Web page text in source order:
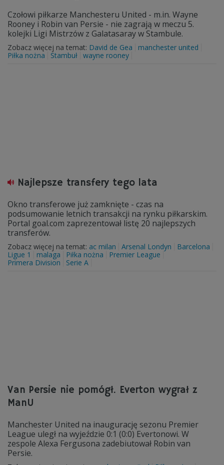
Czołowi piłkarze Manchesteru United - m.in. Wayne
Rooney i Robin van Persie - nie zagrają w meczu 5.
kolejki Ligi Mistrzów z Galatasaray w Stambule.
Zobacz więcej na temat: David de Gea
manchester united
Piłka nożna
Stambuł wayne rooney
Najlepsze transfery tego lata
Okno transferowe już zamknięte - czas na
podsumowanie letnich transakcji na rynku piłkarskim.
Portal goal.com zaprezentował listę 20 najlepszych
transferów.
Zobacz więcej na temat: ac milan Arsenal Londyn
Barcelona
Ligue 1
malaga Piłka nożna
Premier League
Primera Division
Serie A
Van Persie nie pomógł. Everton wygrał z
ManU
Manchester United na inaugurację sezonu Premier
League uległ na wyjeździe 0:1 (0:0) Evertonowi. W
zespole Alexa Fergusona zadebiutował Robin van
Persie.